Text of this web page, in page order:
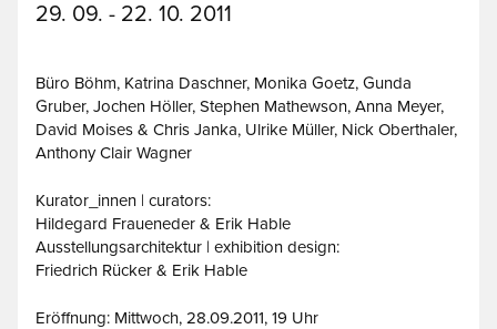
29. 09. - 22. 10. 2011
Büro Böhm, Katrina Daschner, Monika Goetz, Gunda
Gruber, Jochen Höller, Stephen Mathewson, Anna Meyer,
David Moises & Chris Janka, Ulrike Müller, Nick Oberthaler,
Anthony Clair Wagner
Kurator_innen | curators:
Hildegard Fraueneder & Erik Hable
Ausstellungsarchitektur | exhibition design:
Friedrich Rücker & Erik Hable
Eröffnung: Mittwoch, 28.09.2011, 19 Uhr